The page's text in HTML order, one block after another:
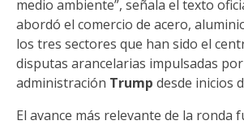
medio ambiente”, señala el texto
abordó el comercio de acero,
los tres sectores que han sido el
disputas arancelarias impulsadas
administración Trump desde inicios
El avance más relevante de la ronda